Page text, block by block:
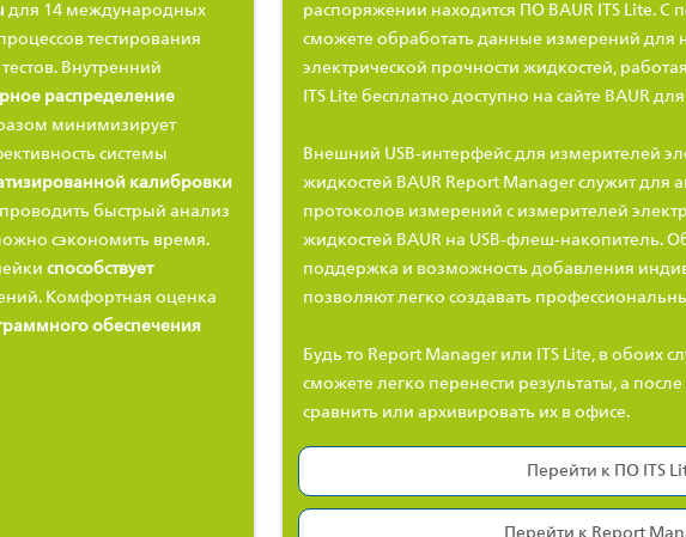
для 14 международных
тестирования
Внутренний
распределение
минимизирует
системы
калибровки
быстрый анализ
сэкономить время.
способствует
Комфортная оценка
обеспечения
распоряжении находится ПО BAUR ITS Lite.
сможете обработать данные измерений для
электрической прочности жидкостей,
ITS Lite бесплатно доступно на сайте BAUR
Внешний USB-интерфейс для измерителей
жидкостей BAUR Report Manager служит для
протоколов измерений с измерителей
жидкостей BAUR на USB-флеш-накопитель.
поддержка и возможность добавления
позволяют легко создавать
Будь то Report Manager или ITS Lite, в обоих
сможете легко перенести результаты, а
сравнить или архивировать их в офисе.
Перейти к ПО ITS
Перейти к Report